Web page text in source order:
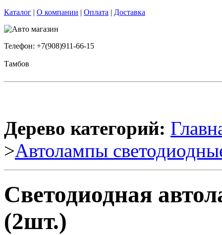
Каталог | О компании | Оплата | Доставка
Телефон: +7(908)911-66-15
Тамбов
Дерево категорий:
>Автолампы
Светодиодная
(2шт.)